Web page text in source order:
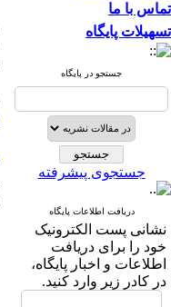
تماس با ما
تسهیلات پایگاه
جستجو در پایگاه
جستجوی پیشرفته
دریافت اطلاعات پایگاه
نشانی پست الکترونیک
خود را برای دریافت
اطلاعات و اخبار پایگاه،
در کادر زیر وارد کنید.